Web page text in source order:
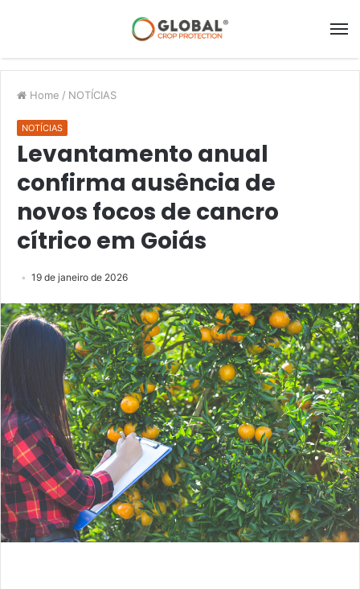
Home / NOTÍCIAS
NOTÍCIAS
Levantamento anual
confirma ausência de
novos focos de cancro
cítrico em Goiás
19 de janeiro de 2026